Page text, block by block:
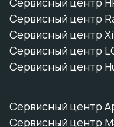
Сервисный центр
Сервисный центр
Сервисный центр
Сервисный центр
Сервисный центр
Сервисный центр